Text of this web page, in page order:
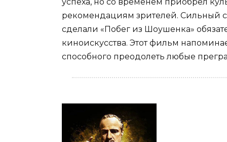
рекомендациям зрителей. Сильный
сделали «Побег из Шоушенка»
киноискусства. Этот фильм
способного преодолеть любые